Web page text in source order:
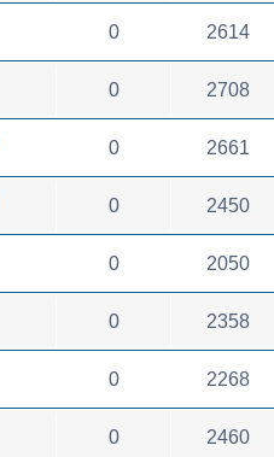
0 2614
0 2708
0 2661
0 2450
0 2050
0 2358
0 2268
0 2460